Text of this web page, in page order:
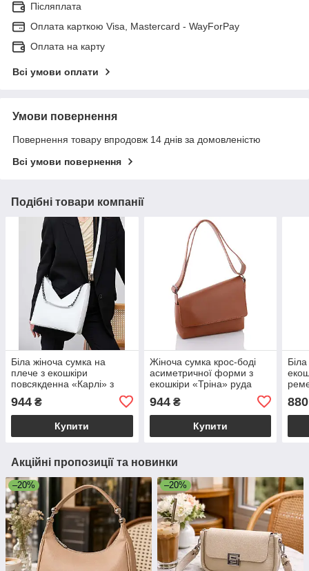
Післяплата
Оплата карткою Visa, Mastercard - WayForPay
Оплата на карту
Всі умови оплати
Умови повернення
Повернення товару впродовж 14 днів за домовленістю
Всі умови повернення
Подібні товари компанії
Біла жіноча сумка на
плече з екошкіри
повсякденна «Карлі» з
Welassie
944 ₴
Купити
Жіноча сумка крос-боді
асиметричної форми з
екошкіри «Тріна» руда
944₴
Купити
880
Акційні пропозиції та новинки
–20% –20%